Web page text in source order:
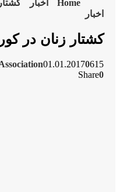
Home اخبار
اخبار
کشتار زنان در
01.01.20170615
Share0